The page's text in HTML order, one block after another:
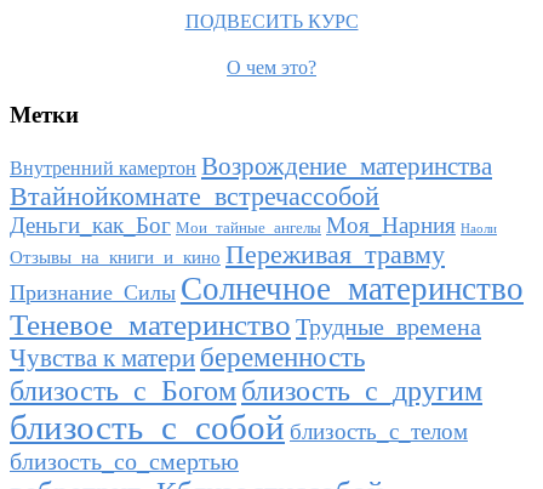
ПОДВЕСИТЬ КУРС
О чем это?
Метки
Внутренний камертон Возрождение_материнства
Втайнойкомнате_встречассобой
Деньги_как_Бог Мои_тайные_ангелы Моя_Нарния Наоли
Отзывы_на_книги_и_кино Переживая_травму
Признание_Силы Солнечное_материнство
Теневое_материнство Трудные_времена
Чувства к матери беременность
близость_с_Богомблизость_с_другим
близость_с_собой близость_с_телом
близость_со_смертью